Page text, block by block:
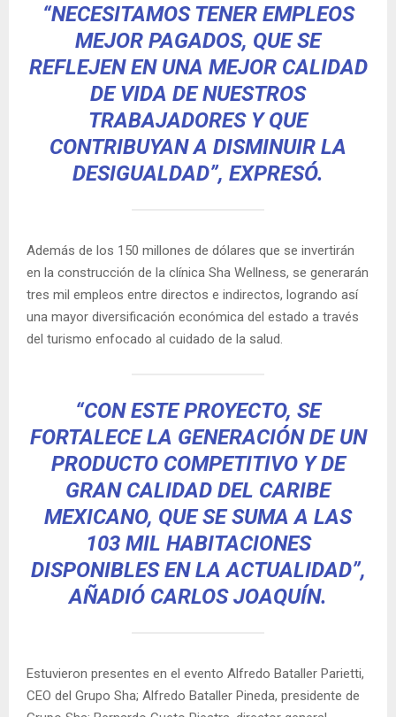
“NECESITAMOS TENER EMPLEOS
MEJOR PAGADOS, QUE SE
REFLEJEN EN UNA MEJOR CALIDAD
DE VIDA DE NUESTROS
TRABAJADORES Y QUE
CONTRIBUYAN A DISMINUIR LA
DESIGUALDAD”, EXPRESÓ.
Además de los 150 millones de dólares que se invertirán
en la construcción de la clínica Sha Wellness, se generarán
tres mil empleos entre directos e indirectos, logrando así
una mayor diversificación económica del estado a través
del turismo enfocado al cuidado de la salud.
“CON ESTE PROYECTO, SE
FORTALECE LA GENERACIÓN DE UN
PRODUCTO COMPETITIVO Y DE
GRAN CALIDAD DEL CARIBE
MEXICANO, QUE SE SUMA A LAS
103 MIL HABITACIONES
DISPONIBLES EN LA ACTUALIDAD”,
AÑADIÓ CARLOS JOAQUÍN.
Estuvieron presentes en el evento Alfredo Bataller Parietti,
CEO del Grupo Sha; Alfredo Bataller Pineda, presidente de